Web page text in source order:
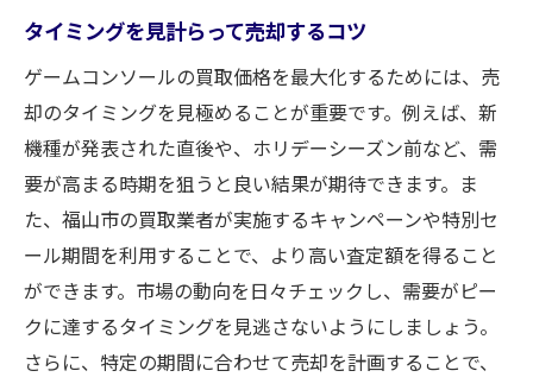
タイミングを見計らって売却するコツ
ゲームコンソールの買取価格を最大化するためには、売
却のタイミングを見極めることが重要です。例えば、新
機種が発表された直後や、ホリデーシーズン前など、需
要が高まる時期を狙うと良い結果が期待できます。ま
た、福山市の買取業者が実施するキャンペーンや特別セ
ール期間を利用することで、より高い査定額を得ること
ができます。市場の動向を日々チェックし、需要がピー
クに達するタイミングを見逃さないようにしましょう。
さらに、特定の期間に合わせて売却を計画することで、